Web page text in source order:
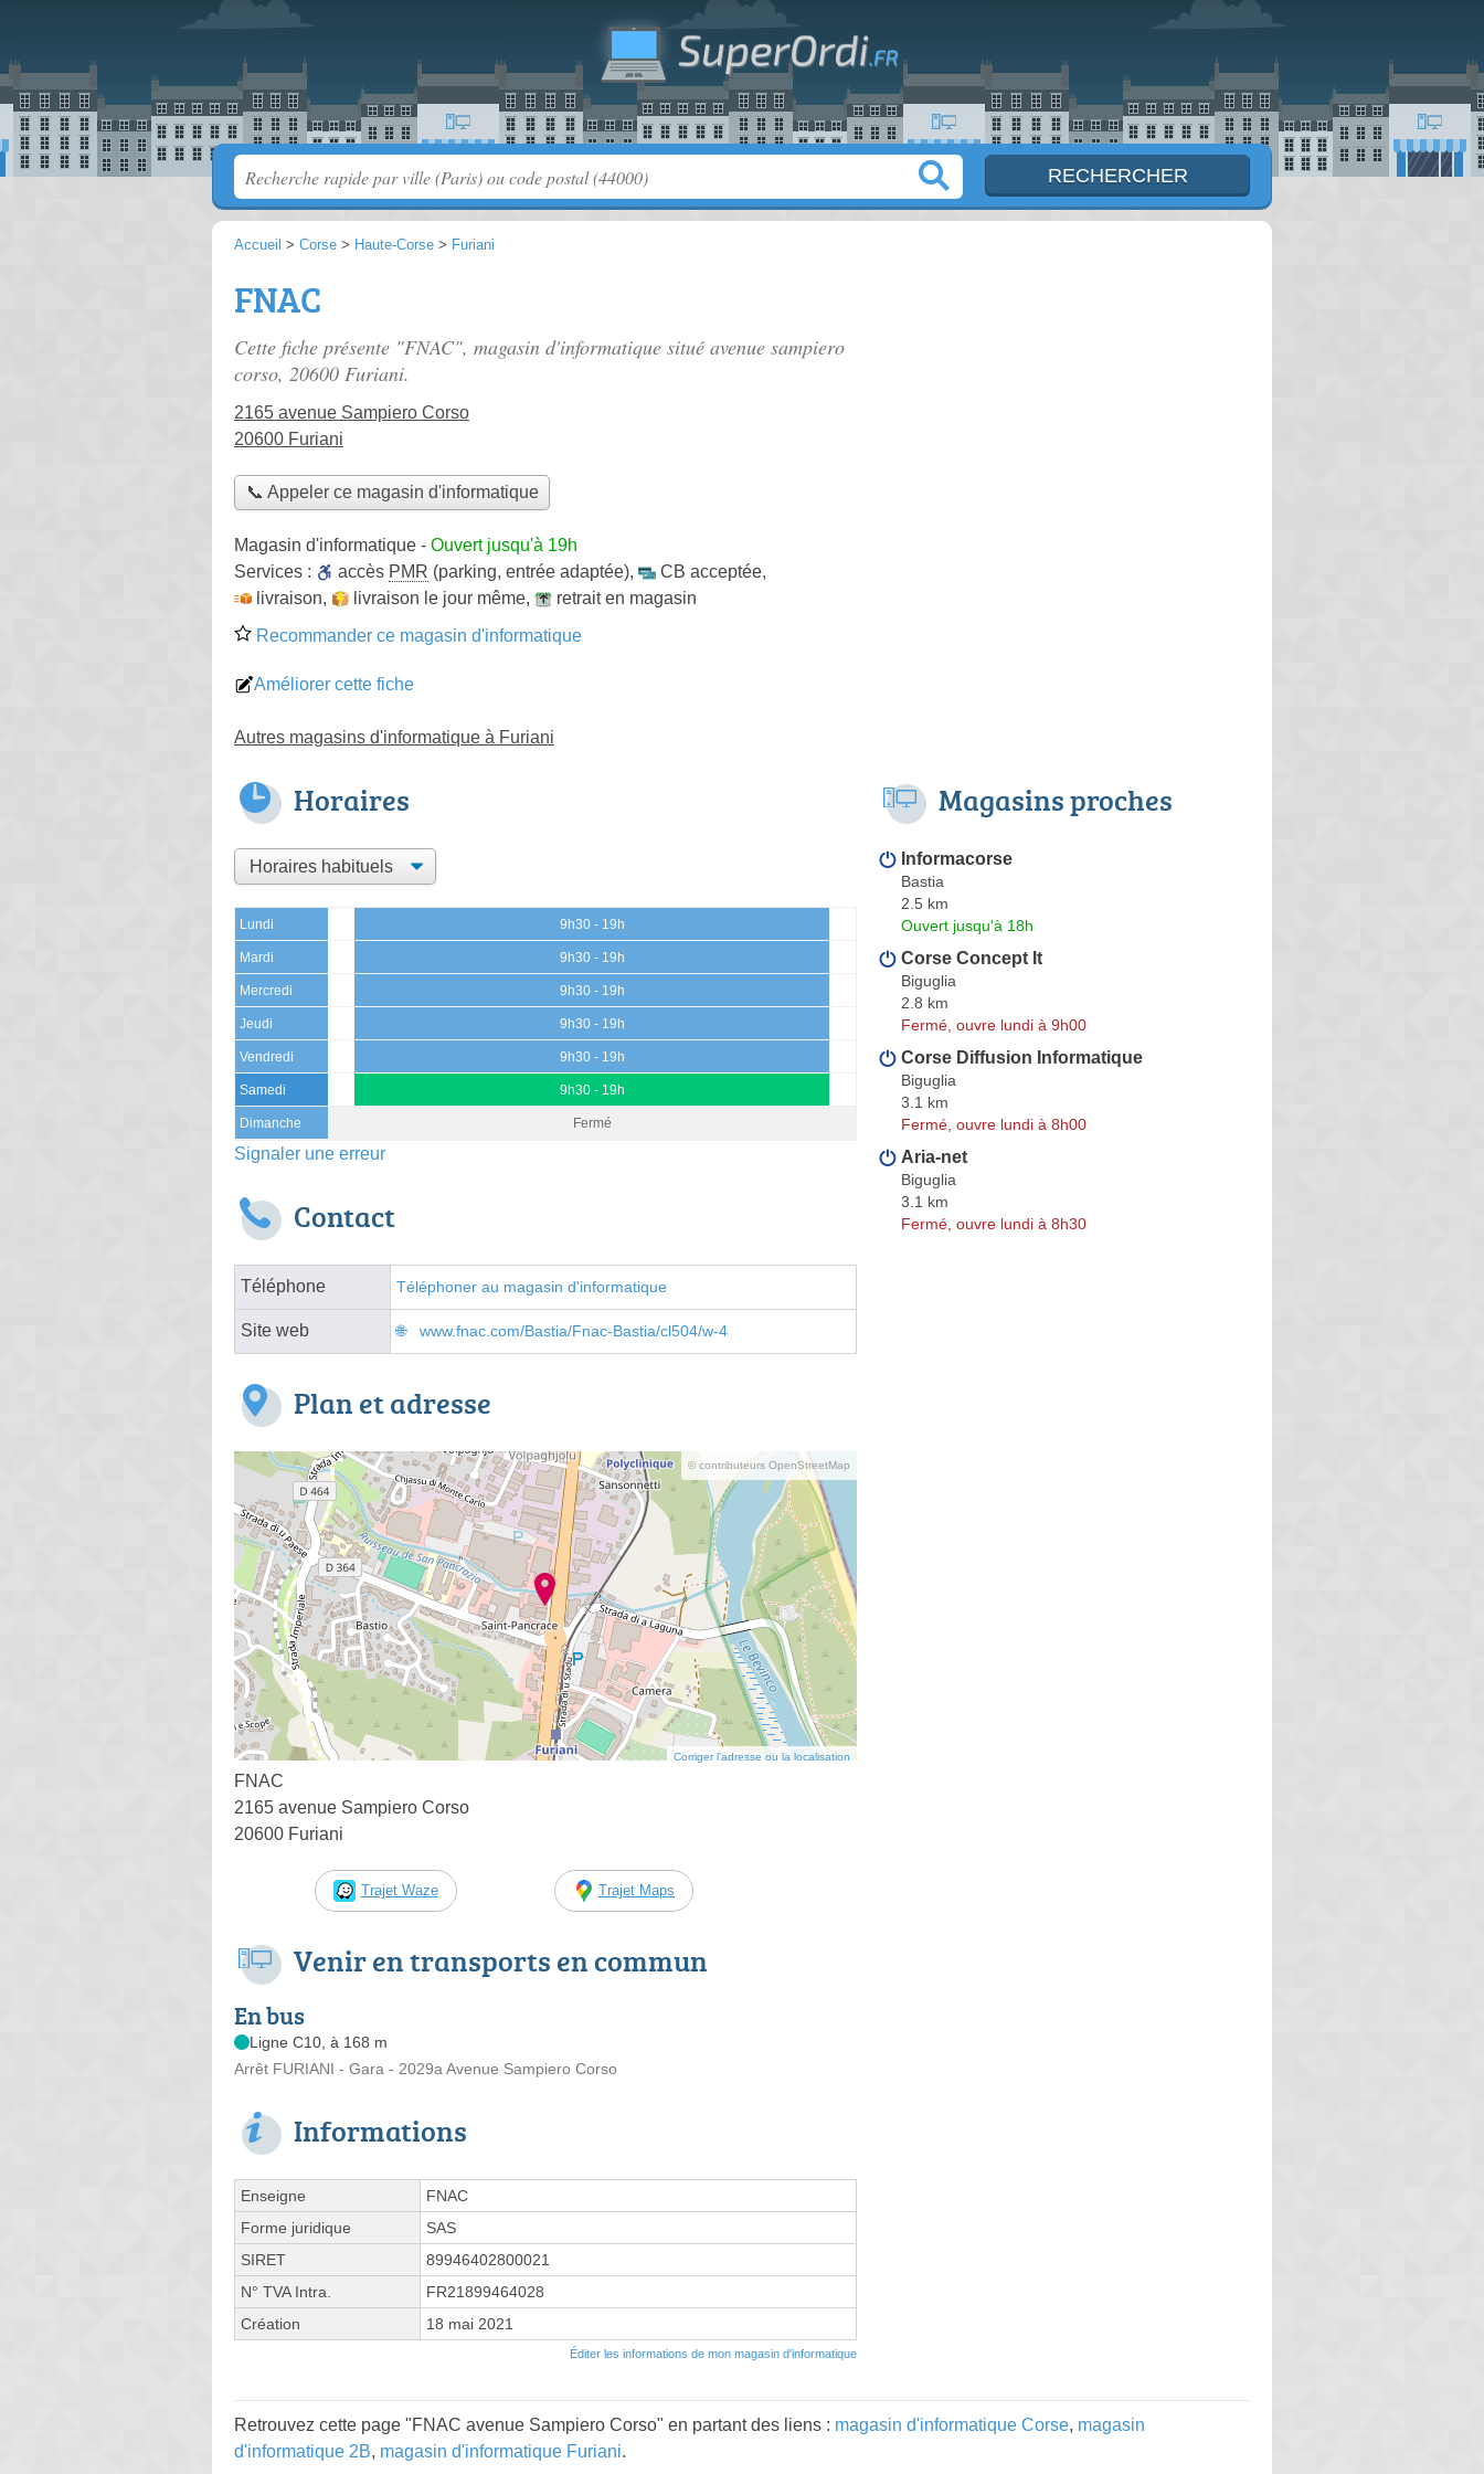
Accueil > Corse > Haute-Corse > Furiani
FNAC
Cette fiche présente "FNAC", magasin d'informatique situé avenue sampiero
corso, 20600 Furiani.
2165 avenue Sampiero Corso
20600 Furiani
📞 Appeler ce magasin d'informatique
Magasin d'informatique - Ouvert jusqu'à 19h
Services :
accès PMR (parking, entrée adaptée), CB acceptée,
livraison, livraison le jour même,
retrait en magasin
Recommander ce magasin d'informatique
Améliorer cette fiche
Autres magasins d'informatique à Furiani
Horaires
Lundi 9h30 - 19h
Mardi 9h30 - 19h
Mercredi 9h30 - 19h
Jeudi 9h30 - 19h
Vendredi 9h30 - 19h
Samedi 9h30 - 19h
Dimanche Fermé
Signaler une erreur
Contact
Téléphone Téléphoner au magasin d'informatique
Site web www.fnac.com/Bastia/Fnac-Bastia/cl504/w-4
Plan et adresse
© contributeurs OpenStreetMap
Corriger l’adresse ou la localisation
FNAC
2165 avenue Sampiero Corso
20600 Furiani
Trajet Waze Trajet Maps
Venir en transports en commun
En bus
Ligne C10, à 168 m
Arrêt FURIANI - Gara - 2029a Avenue Sampiero Corso
Informations
Enseigne
FNAC
Forme juridique
SAS
SIRET
89946402800021
N° TVA Intra.
FR21899464028
Création
18 mai 2021
Éditer les informations de mon magasin d'informatique
Magasins proches
Informacorse
Bastia
2.5 km
Ouvert jusqu'à 18h
Corse Concept It
Biguglia
2.8 km
Fermé, ouvre lundi à 9h00
Corse Diffusion Informatique
Biguglia
3.1 km
Fermé, ouvre lundi à 8h00
Aria-net
Biguglia
3.1 km
Fermé, ouvre lundi à 8h30
Retrouvez cette page "FNAC avenue Sampiero Corso" en partant des liens : magasin d'informatique Corse, magasin
d'informatique 2B, magasin d'informatique Furiani.